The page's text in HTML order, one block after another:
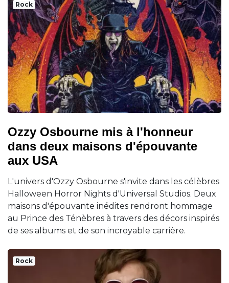
Rock
Ozzy Osbourne mis à l'honneur
dans deux maisons d'épouvante
aux USA
L'univers d'Ozzy Osbourne s'invite dans les célèbres
Halloween Horror Nights d'Universal Studios. Deux
maisons d'épouvante inédites rendront hommage
au Prince des Ténèbres à travers des décors inspirés
de ses albums et de son incroyable carrière.
Rock